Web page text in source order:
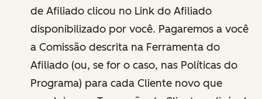
de Afiliado clicou no Link do Afiliado
disponibilizado por você. Pagaremos a você
a Comissão descrita na Ferramenta do
Afiliado (ou, se for o caso, nas Políticas do
Programa) para cada Cliente novo que